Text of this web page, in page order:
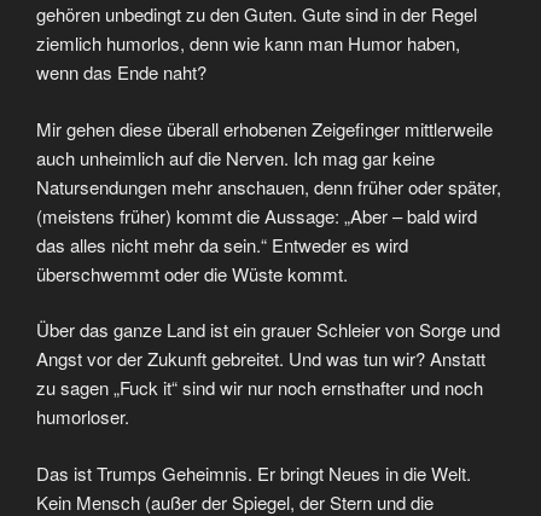
gehören unbedingt zu den Guten. Gute sind in der Regel
ziemlich humorlos, denn wie kann man Humor haben,
wenn das Ende naht?
Mir gehen diese überall erhobenen Zeigefinger mittlerweile
auch unheimlich auf die Nerven. Ich mag gar keine
Natursendungen mehr anschauen, denn früher oder später,
(meistens früher) kommt die Aussage: „Aber – bald wird
das alles nicht mehr da sein.“ Entweder es wird
überschwemmt oder die Wüste kommt.
Über das ganze Land ist ein grauer Schleier von Sorge und
Angst vor der Zukunft gebreitet. Und was tun wir? Anstatt
zu sagen „Fuck it“ sind wir nur noch ernsthafter und noch
humorloser.
Das ist Trumps Geheimnis. Er bringt Neues in die Welt.
Kein Mensch (außer der Spiegel, der Stern und die